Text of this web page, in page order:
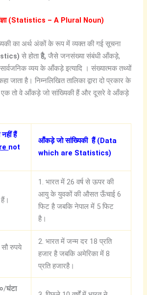
(Statistics – A Plural Noun)
का अर्थ अंकों के रूप में व्यक्त की गई सूचना
) से होताहै, जैसे जनसंख्या संबंधी आँकड़े,
व्यय के आँकड़े इत्यादि । संख्यात्मक तथ्यों
जाता है। निम्नलिखित तालिका द्वारा दो प्रकार के
तो वे आँकड़े जो सांख्यिकी हैं और दूसरे वे आँकड़े
नहीं हैं
not
आँकड़े जो सांख्यिकी हैं (Data
which are Statistics)
1. भारत में 26 वर्ष से ऊपर की
आयु के युवकों की औसत ऊँचाई 6
फिट है जबकि नेपाल में 5 फिट
है।
सौ रुपये
2. भारत में जन्म दर 18 प्रति
हजार है जबकि अमेरिका में 8
प्रति हजारहै।
/घंटा